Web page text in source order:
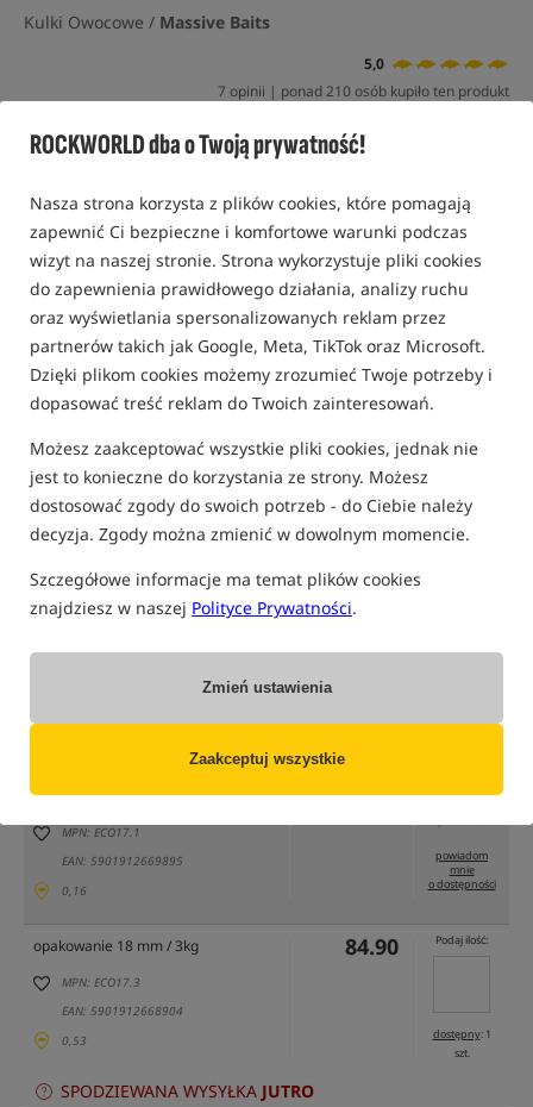
ROCKWORLD dba o Twoją prywatność!
Nasza strona korzysta z plików cookies, które pomagają
zapewnić Ci bezpieczne i komfortowe warunki podczas
wizyt na naszej stronie. Strona wykorzystuje pliki cookies
do zapewnienia prawidłowego działania, analizy ruchu
oraz wyświetlania spersonalizowanych reklam przez
partnerów takich jak Google, Meta, TikTok oraz Microsoft.
Dzięki plikom cookies możemy zrozumieć Twoje potrzeby i
dopasować treść reklam do Twoich zainteresowań.
Możesz zaakceptować wszystkie pliki cookies, jednak nie
jest to konieczne do korzystania ze strony. Możesz
dostosować zgody do swoich potrzeb - do Ciebie należy
decyzja. Zgody można zmienić w dowolnym momencie.
Szczegółowe informacje ma temat plików cookies
znajdziesz w naszej Polityce Prywatności.
Zmień ustawienia
Zaakceptuj wszystkie
Kulki Owocowe / Massive Baits
5,0
7 opinii | ponad 210 osób kupiło ten produkt
Promocja+
"naszym magazynie"
Cena PLN
opakowanie 18 mm / 1kg
MPN: ECO17.1
EAN: 5901912669895
0,16
29.90
powiadom
mnie
o dostępności
opakowanie 18 mm / 3kg
MPN: ECO17.3
EAN: 5901912668904
0,53
84.90 Podaj ilość:
dostępny: 1
szt.
SPODZIEWANA WYSYŁKA JUTRO